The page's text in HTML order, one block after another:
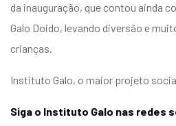
da inauguração, que contou ainda
Galo Doido, levando diversão e
crianças.
Instituto Galo, o maior projeto
Siga o Instituto Galo nas redes